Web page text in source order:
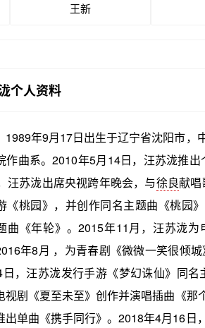
王新
个人资料
1989年9月17日出生于辽宁省沈阳市，
作曲系。2010年5月14日，汪苏泷推
汪苏泷出席央视跨年晚会，与徐良献唱
《桃园》，并创作同名主题曲《桃园
曲《年轮》。2015年11月，汪苏泷
年8月 ，为青春剧《微微一笑很倾
，汪苏泷发行手游《梦幻诛仙》同
视剧《夏至未至》创作并演唱插曲《
出单曲《携手同行》。2018年4月16日